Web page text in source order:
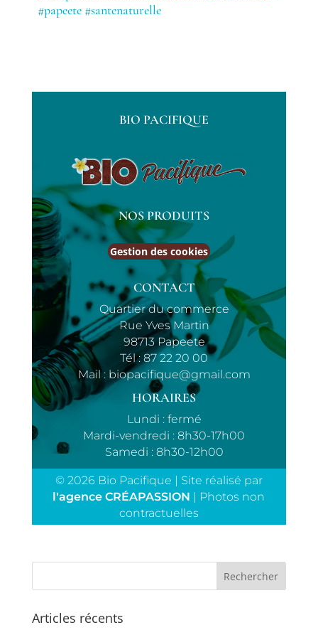
#papeete #santenaturelle
BIO PACIFIQUE
NOS PRODUITS
Gestion des cookies
CONTACT
Quartier du commerce
Rue Yves Martin
98713 Papeete
Tél :87 22 20 00
Mail : biopacifique@gmail.com
HORAIRES
Lundi : fermé
Mardi-vendredi : 8h30-17h00
Samedi : 8h30-12h00
© 2026 Bio Pacifique | Site réalisé par
l'agence CRÉAPASSION | Photos non
contractuelles
Articles récents